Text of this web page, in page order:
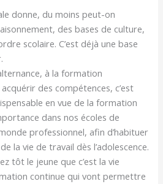
donne, du moins peut-on
des bases de culture,
scolaire. C’est déjà une base
à la formation
des compétences, c’est
en vue de la formation
dans nos écoles de
professionnel, afin d’habituer
la vie de travail dès l’adolescence.
tôt le jeune que c’est la vie
continue qui vont permettre